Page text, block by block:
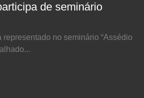
de seminário
representado no seminário “Assédio